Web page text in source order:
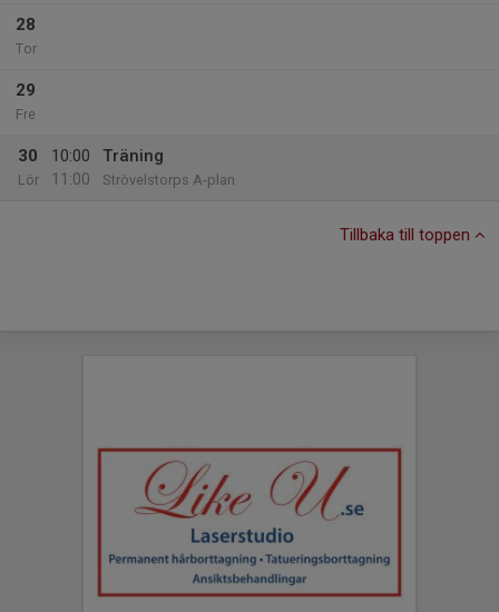
28
Tor
29
Fre
30
Lör
10:00
11:00
Träning
Strövelstorps A-plan
Tillbaka till toppen